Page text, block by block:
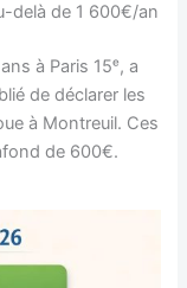
delà de 1 600€/an
à Paris 15ᵉ, a
de déclarer les
à Montreuil. Ces
de 600€.